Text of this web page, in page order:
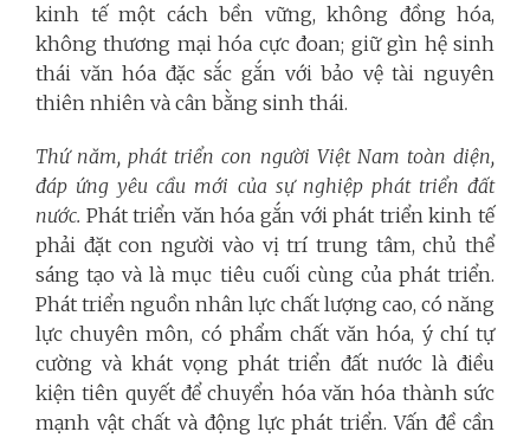
kinh tế một cách bền vững, không đồng hóa,
không thương mại hóa cực đoan; giữ gìn hệ sinh
thái văn hóa đặc sắc gắn với bảo vệ tài nguyên
thiên nhiên và cân bằng sinh thái.
Thứ năm, phát triển con người Việt Nam toàn diện,
đáp ứng yêu cầu mới của sự nghiệp phát triển đất
nước. Phát triển văn hóa gắn với phát triển kinh tế
phải đặt con người vào vị trí trung tâm, chủ thể
sáng tạo và là mục tiêu cuối cùng của phát triển.
Phát triển nguồn nhân lực chất lượng cao, có năng
lực chuyên môn, có phẩm chất văn hóa, ý chí tự
cường và khát vọng phát triển đất nước là điều
kiện tiên quyết để chuyển hóa văn hóa thành sức
mạnh vật chất và động lực phát triển. Vấn đề cần